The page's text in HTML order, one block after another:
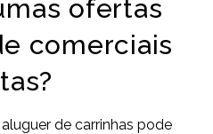
ofertas
comerciais
de carrinhas pode